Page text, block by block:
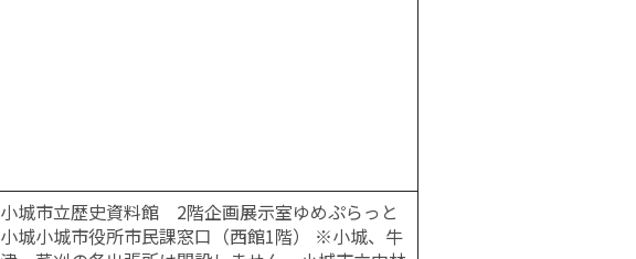
小城市立歴史資料館 2階企画展示室ゆめぷらっと
小城小城市役所市民課窓口（西館1階） ※小城、牛